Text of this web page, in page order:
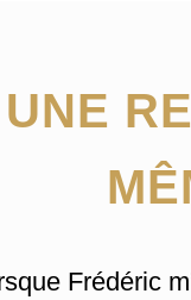
UNE
Frédéric